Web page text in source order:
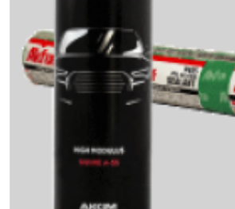
Водоснабжение и
Электро-